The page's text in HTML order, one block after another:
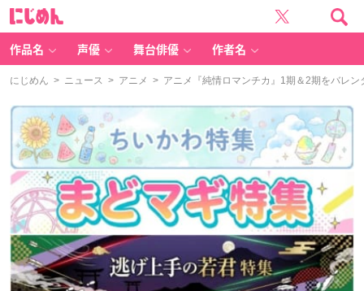
作品名 声優 舞台俳優 作者名
にじめん > ニュース > アニメ > アニメ『純情ロマンチカ』1期＆2期をバレン